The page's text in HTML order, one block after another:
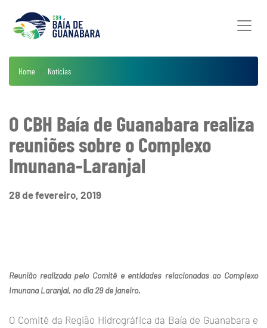
Home Notícias
O CBH Baía de Guanabara realiza
reuniões sobre o Complexo
Imunana-Laranjal
28 de fevereiro, 2019
Reunião realizada pelo Comitê e entidades relacionadas ao Complexo
Imunana Laranjal, no dia 29 de janeiro.
O Comitê da Região Hidrográfica da Baía de Guanabara e